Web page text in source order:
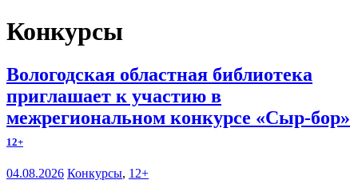
Конкурсы
Вологодская областная библиотека
приглашает к участию в
межрегиональном конкурсе «Сыр-бор»
12+
04.08.2026 Конкурсы, 12+